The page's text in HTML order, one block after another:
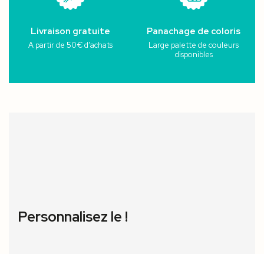
Livraison gratuite
A partir de 50€ d’achats
Panachage de coloris
Large palette de couleurs
disponibles
Personnalisez le !